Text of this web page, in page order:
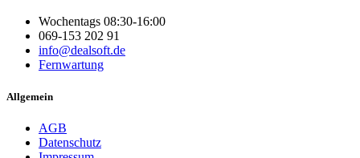
Wochentags 08:30-16:00
069-153 202 91
info@dealsoft.de
Fernwartung
Allgemein
AGB
Datenschutz